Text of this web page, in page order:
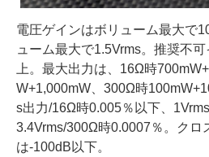
電圧ゲインはボリューム最大で
ューム最大で1.5Vrms。推奨不
上。最大出力は、16Ω時
W+1,000mW、300Ω時
s出力/16Ω時0.005％以下、
3.4Vrms/300Ω時0.0007％。クロ
は-100dB以下。